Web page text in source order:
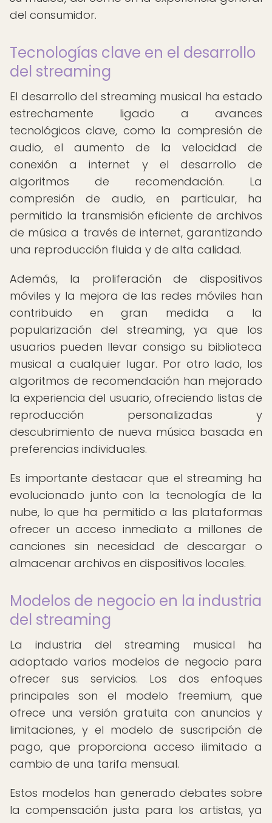
del consumidor.
Tecnologías clave en el desarrollo
del streaming
El desarrollo del streaming musical ha estado
estrechamente ligado a avances
tecnológicos clave, como la compresión de
audio, el aumento de la velocidad de
conexión a internet y el desarrollo de
algoritmos de recomendación. La
compresión de audio, en particular, ha
permitido la transmisión eficiente de archivos
de música a través de internet, garantizando
una reproducción fluida y de alta calidad.
Además, la proliferación de dispositivos
móviles y la mejora de las redes móviles han
contribuido en gran medida a la
popularización del streaming, ya que los
usuarios pueden llevar consigo su biblioteca
musical a cualquier lugar. Por otro lado, los
algoritmos de recomendación han mejorado
la experiencia del usuario, ofreciendo listas de
reproducción personalizadas y
descubrimiento de nueva música basada en
preferencias individuales.
Es importante destacar que el streaming ha
evolucionado junto con la tecnología de la
nube, lo que ha permitido a las plataformas
ofrecer un acceso inmediato a millones de
canciones sin necesidad de descargar o
almacenar archivos en dispositivos locales.
Modelos de negocio en la industria
del streaming
La industria del streaming musical ha
adoptado varios modelos de negocio para
ofrecer sus servicios. Los dos enfoques
principales son el modelo freemium, que
ofrece una versión gratuita con anuncios y
limitaciones, y el modelo de suscripción de
pago, que proporciona acceso ilimitado a
cambio de una tarifa mensual.
Estos modelos han generado debates sobre
la compensación justa para los artistas, ya